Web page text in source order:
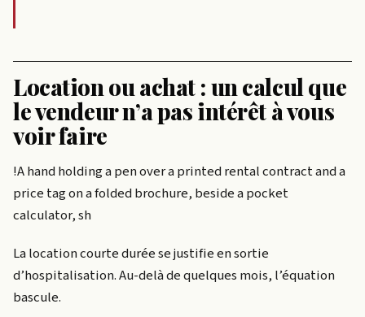
Location ou achat : un calcul que
le vendeur n’a pas intérêt à vous
voir faire
!A hand holding a pen over a printed rental contract and a
price tag on a folded brochure, beside a pocket
calculator, sh
La location courte durée se justifie en sortie
d’hospitalisation. Au-delà de quelques mois, l’équation
bascule.